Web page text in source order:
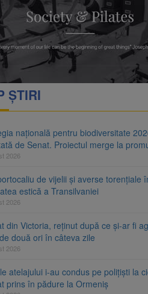
la promulgare
ȘTIRI
națională pentru biodiversitate
de Senat. Proiectul merge la
2026
de vijelii și averse torențiale
estică a Transilvaniei
2026
din Victoria, reținut după ce și-ar fi
două ori în câteva zile
2026
atelajului i-au condus pe polițiști la
prins în pădure la Ormeniș